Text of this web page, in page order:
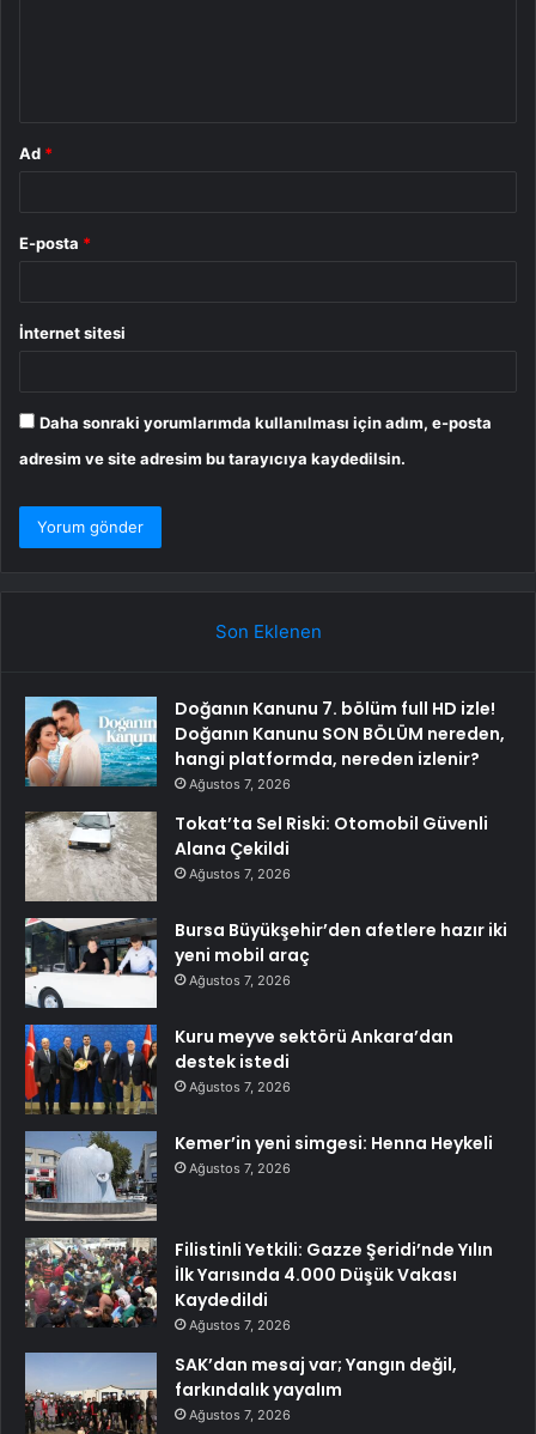
Ad *
E-posta *
İnternet sitesi
Daha sonraki yorumlarımda kullanılması için adım, e-posta
adresim ve site adresim bu tarayıcıya kaydedilsin.
Son Eklenen
Doğanın Kanunu 7. bölüm full HD izle!
Doğanın Kanunu SON BÖLÜM nereden,
hangi platformda, nereden izlenir?
Ağustos 7, 2026
Tokat’ta Sel Riski: Otomobil Güvenli
Alana Çekildi
Ağustos 7, 2026
Bursa Büyükşehir’den afetlere hazır iki
yeni mobil araç
Ağustos 7, 2026
Kuru meyve sektörü Ankara’dan
destek istedi
Ağustos 7, 2026
Kemer’in yeni simgesi: Henna Heykeli
Ağustos 7, 2026
Filistinli Yetkili: Gazze Şeridi’nde Yılın
İlk Yarısında 4.000 Düşük Vakası
Kaydedildi
Ağustos 7, 2026
SAK’dan mesaj var; Yangın değil,
farkındalık yayalım
Ağustos 7, 2026